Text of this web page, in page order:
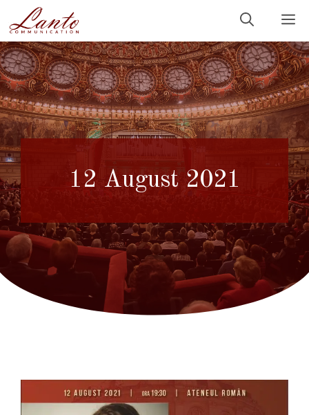
la
conținut
12 August 2021